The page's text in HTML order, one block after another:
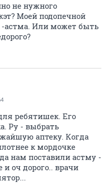
не нужного
Моей подопечной
-астма. Или может быть
ребятишек. Его
Ру - выбрать
аптеку. Когда
к мордочке
нам поставили астму -
и оч дорого.. врачи